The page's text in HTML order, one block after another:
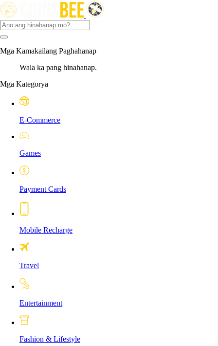
Mga Kamakailang Paghahanap
Wala ka pang hinahanap.
Mga Kategorya
E-Commerce
Games
Payment Cards
Mobile Recharge
Travel
Entertainment
Fashion & Lifestyle